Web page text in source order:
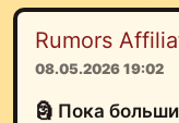
Rumors
08.05.2026 19:02
🗿 Пока